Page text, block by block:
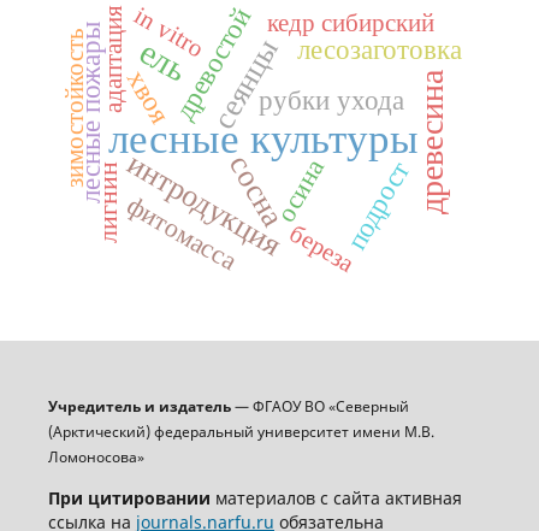
лесные культурыдревесина
ель
интродукция
сеянцы
сосна
древостойрубки ухода
хвоя
лесные пожары лесозаготовка
подрост
осина
лигнинфитомасса
зимостойкостьадаптацияin vitro
береза
кедр сибирский
Учредитель и издатель— ФГАОУ ВО «Северный
(Арктический) федеральный университет имени М.В.
Ломоносова»
При цитировании материалов с сайта активная
ссылка на journals.narfu.ru обязательна